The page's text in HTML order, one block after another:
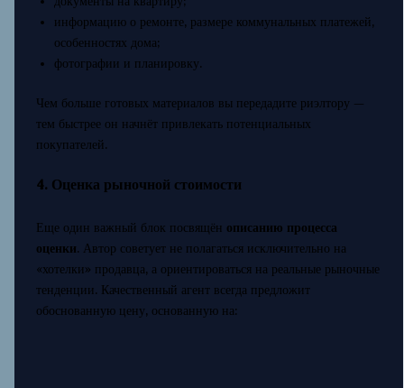
информацию о ремонте, размере коммунальных платежей,
особенностях дома;
фотографии и планировку.
Чем больше готовых материалов вы передадите риэлтору —
тем быстрее он начнёт привлекать потенциальных
покупателей.
4. Оценка рыночной стоимости
Еще один важный блок посвящён описанию процесса
оценки. Автор советует не полагаться исключительно на
«хотелки» продавца, а ориентироваться на реальные рыночные
тенденции. Качественный агент всегда предложит
обоснованную цену, основанную на: